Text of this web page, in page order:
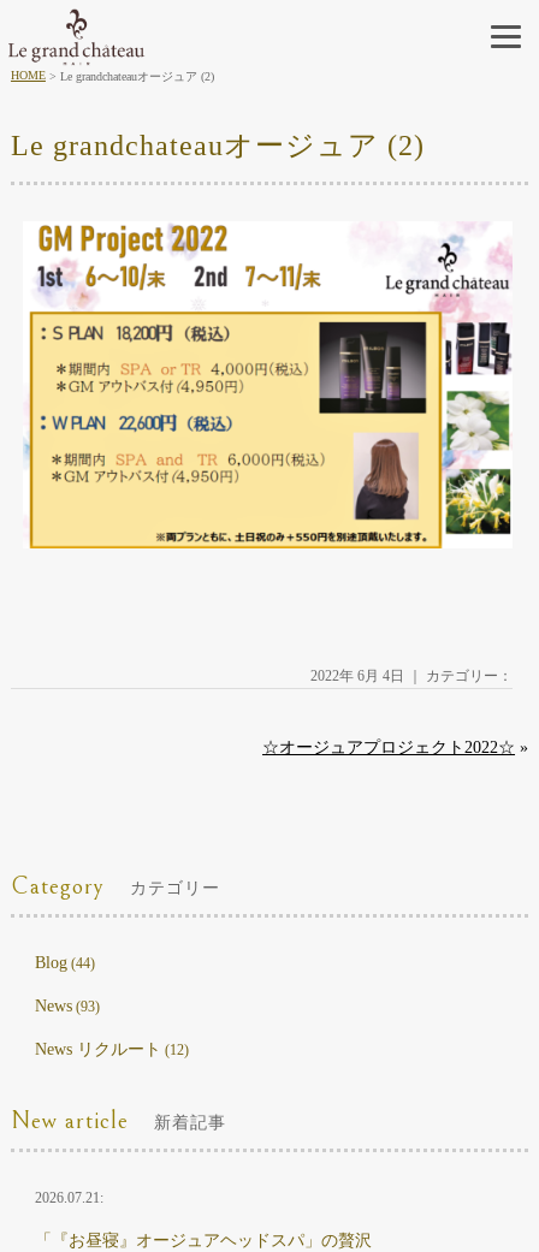
HOME Le grandchateauオージュア (2)
Le grandchateauオージュア (2)
2022年 6月 4日 ｜ カテゴリー：
☆オージュアプロジェクト2022☆ »
Category カテゴリー
Blog(44)
News(93)
News リクルート (12)
New article 新着記事
2026.07.21:
「『お昼寝』オージュアヘッドスパ」の贅沢